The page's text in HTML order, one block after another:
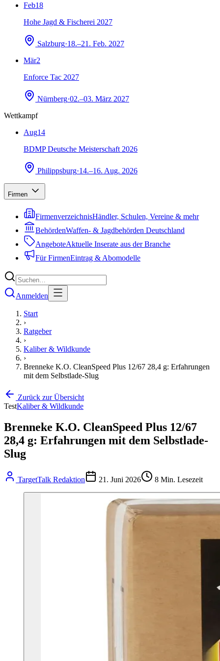
Feb18
Hohe Jagd & Fischerei 2027
Salzburg·18.–21. Feb. 2027
Mär2
Enforce Tac 2027
Nürnberg·02.–03. März 2027
Wettkampf
Aug14
BDMP Deutsche Meisterschaft 2026
Philippsburg·14.–16. Aug. 2026
Firmen
FirmenverzeichnisHändler, Schulen, Vereine & mehr
BehördenWaffen- & Jagdbehörden Deutschland
AngeboteAktuelle Inserate aus der Branche
Für FirmenEintrag & Abomodelle
Anmelden
Start
›
Ratgeber
›
Kaliber & Wildkunde
›
Brenneke K.O. CleanSpeed Plus 12/67 28,4 g: Erfahrungen
mit dem Selbstlade-Slug
Zurück zur Übersicht
TestKaliber & Wildkunde
Brenneke K.O. CleanSpeed Plus 12/67
28,4 g: Erfahrungen mit dem Selbstlade-
Slug
TargetTalk Redaktion 21. Juni 2026 8 Min. Lesezeit